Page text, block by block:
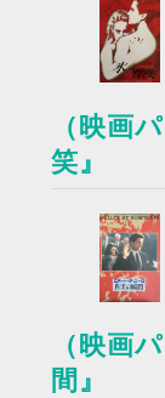
（映画
笑』
（映画
間』